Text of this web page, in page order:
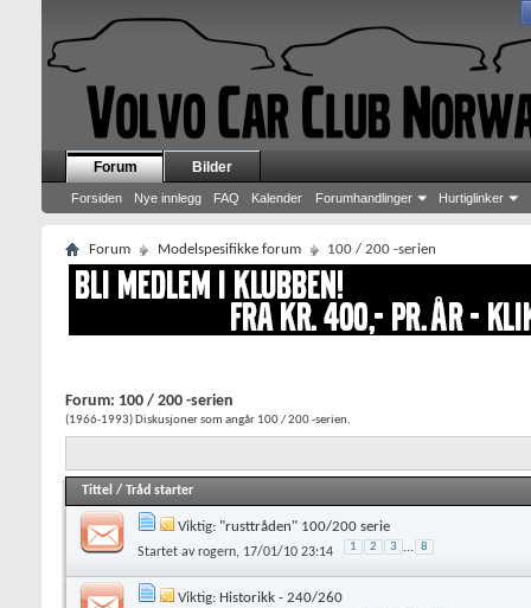
Forum
Forsiden Nye innlegg FAQ Kalender Forumhandlinger Hurtiglinker
Bilder
Forum Modelspesifikke forum 100 / 200 -serien
Forum: 100 / 200 -serien
(1966-1993) Diskusjoner som angår 100 / 200 -serien.
Tittel / Tråd starter
Viktig: "rusttråden" 100/200 serie
Startet avrogern, 17/01/10 23:14 1 2 3 ... 8
Viktig: Historikk - 240/260